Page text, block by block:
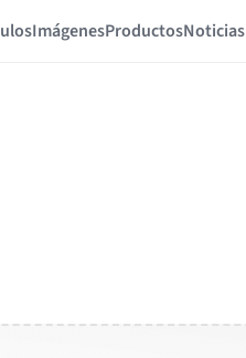
ImágenesProductosNoticias